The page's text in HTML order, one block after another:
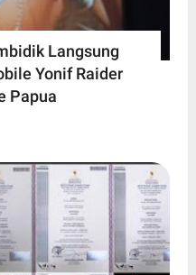
Langsung
Yonif Raider
Papua